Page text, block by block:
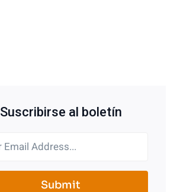
Suscribirse al boletín
Submit